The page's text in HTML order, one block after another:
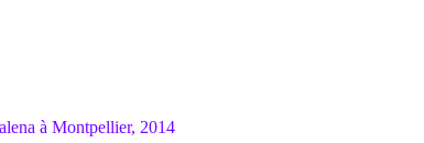
à Montpellier, 2014